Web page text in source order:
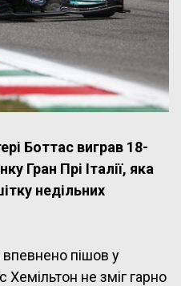
Боттас виграв 18-
Гран Прі Італії, яка
недільних
впевнено пішов у
Хемільтон не зміг гарно